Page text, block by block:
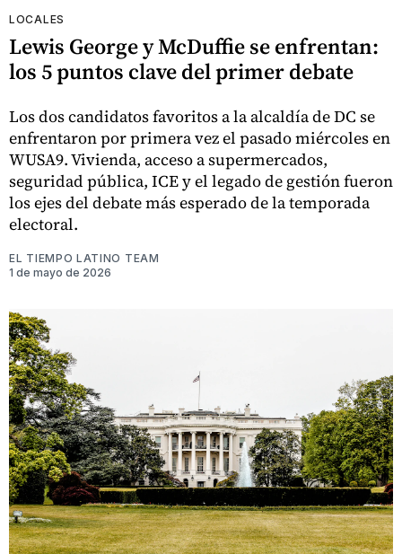
LOCALES
Lewis George y McDuffie se enfrentan:
los 5 puntos clave del primer debate
Los dos candidatos favoritos a la alcaldía de DC se
enfrentaron por primera vez el pasado miércoles en
WUSA9. Vivienda, acceso a supermercados,
seguridad pública, ICE y el legado de gestión fueron
los ejes del debate más esperado de la temporada
electoral.
EL TIEMPO LATINO TEAM
1 de mayo de 2026